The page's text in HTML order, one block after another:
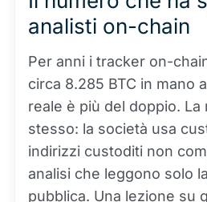
analisti on-chain
Per anni i tracker on-
circa 8.285 BTC in mano
reale è più del doppio.
stesso: la società usa
indirizzi custoditi non
analisi che leggono solo la
pubblica. Una lezione su